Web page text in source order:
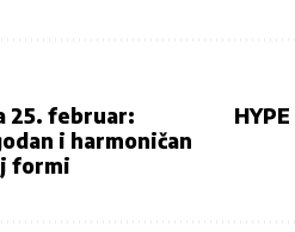
25. februar:
i harmoničan
formi